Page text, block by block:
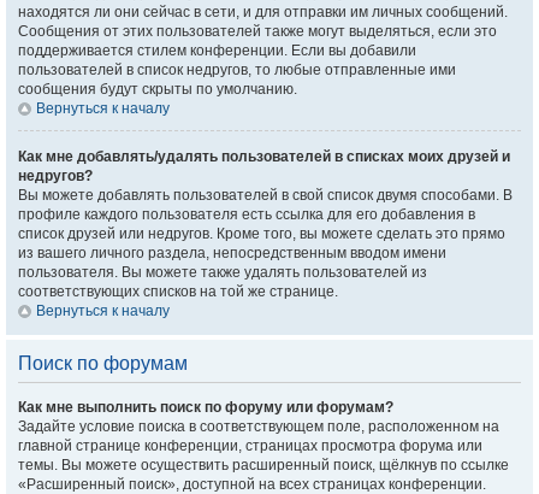
находятся ли они сейчас в сети, и для отправки им личных сообщений.
Сообщения от этих пользователей также могут выделяться, если это
поддерживается стилем конференции. Если вы добавили
пользователей в список недругов, то любые отправленные ими
сообщения будут скрыты по умолчанию.
Вернуться к началу
Как мне добавлять/удалять пользователей в списках моих друзей и
недругов?
Вы можете добавлять пользователей в свой список двумя способами. В
профиле каждого пользователя есть ссылка для его добавления в
список друзей или недругов. Кроме того, вы можете сделать это прямо
из вашего личного раздела, непосредственным вводом имени
пользователя. Вы можете также удалять пользователей из
соответствующих списков на той же странице.
Вернуться к началу
Поиск по форумам
Как мне выполнить поиск по форуму или форумам?
Задайте условие поиска в соответствующем поле, расположенном на
главной странице конференции, страницах просмотра форума или
темы. Вы можете осуществить расширенный поиск, щёлкнув по ссылке
«Расширенный поиск», доступной на всех страницах конференции.